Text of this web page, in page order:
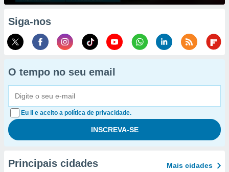
Siga-nos
O tempo no seu email
Eu li e aceito a política de privacidade.
Principais cidades Mais cidades